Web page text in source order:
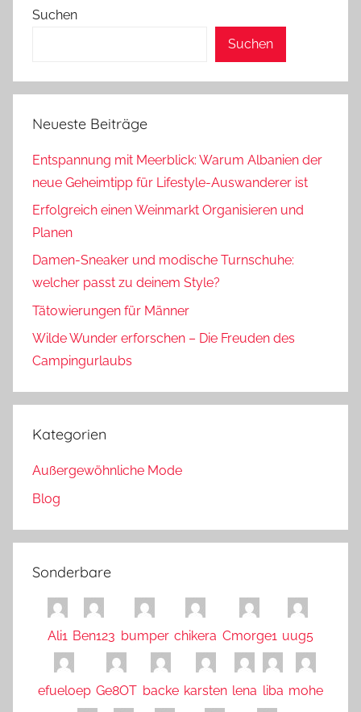
Suchen
Suchen
Neueste Beiträge
Entspannung mit Meerblick: Warum Albanien der
neue Geheimtipp für Lifestyle-Auswanderer ist
Erfolgreich einen Weinmarkt Organisieren und
Planen
Damen-Sneaker und modische Turnschuhe:
welcher passt zu deinem Style?
Tätowierungen für Männer
Wilde Wunder erforschen – Die Freuden des
Campingurlaubs
Kategorien
Außergewöhnliche Mode
Blog
Sonderbare
Ali1 Ben123 bumper chikera Cmorge1 uug5
efueloep Ge8OT backe karsten lena liba mohe